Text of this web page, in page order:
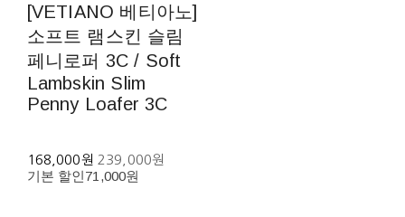
[VETIANO 베티아노]
소프트 램스킨 슬림
페니로퍼 3C / Soft
Lambskin Slim
Penny Loafer 3C
168,000원 239,000원
기본 할인71,000원